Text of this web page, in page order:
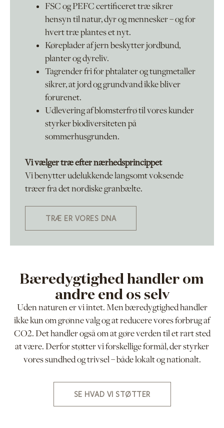
FSC og PEFC certificeret træ sikrer
hensyn til natur, dyr og mennesker – og for
hvert træ plantes et nyt.
Køreplader af jern beskytter jordbund,
planter og dyreliv.
Tagrender fri for phtalater og tungmetaller
sikrer, at jord og grundvand ikke bliver
forurenet.
Udlevering af blomsterfrø til vores kunder
styrker biodiversiteten på
sommerhusgrunden.
Vi vælger træ efter nærhedsprincippet
Vi benytter udelukkende langsomt voksende
træer fra det nordiske granbælte.
TRÆ ER VORES DNA
Bæredygtighed handler om
andre end os selv
Uden naturen er vi intet. Men bæredygtighed handler
ikke kun om grønne valg og at reducere vores forbrug af
CO2. Det handler også om at gøre verden til et rart sted
at være. Derfor støtter vi forskellige formål, der styrker
vores sundhed og trivsel – både lokalt og nationalt.
SE HVAD VI STØTTER